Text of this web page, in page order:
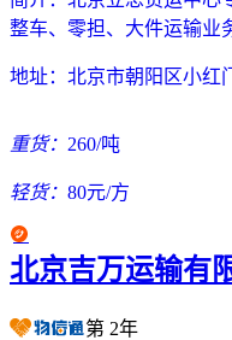
整车、零担、大件运输业
地址： 北京市朝阳区小红
重货： 260/吨
轻货： 80元/方
北京吉万运输有
第 2年